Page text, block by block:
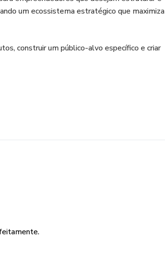
um ecossistema estratégico que maximiza
construir um público-alvo específico e criar